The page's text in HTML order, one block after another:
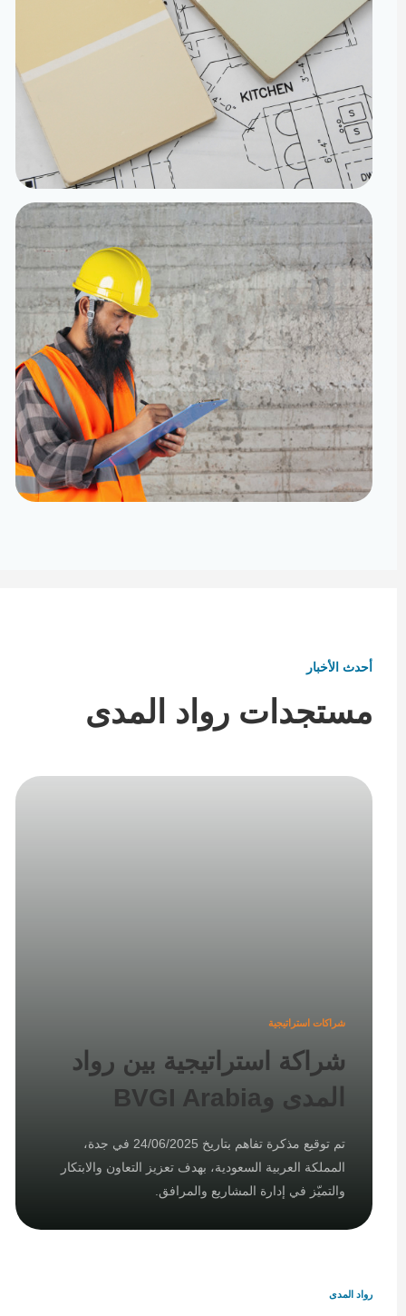
تنفيذ
الدقة من المخطط إلى الواقع
أحدث الأخبار
مستجدات رواد المدى
شراكات استراتيجية
شراكة استراتيجية بين رواد
المدى وBVGI Arabia
تم توقيع مذكرة تفاهم بتاريخ 24/06/2025 في جدة،
المملكة العربية السعودية، بهدف تعزيز التعاون والابتكار
والتميّز في إدارة المشاريع والمرافق.
رواد المدى